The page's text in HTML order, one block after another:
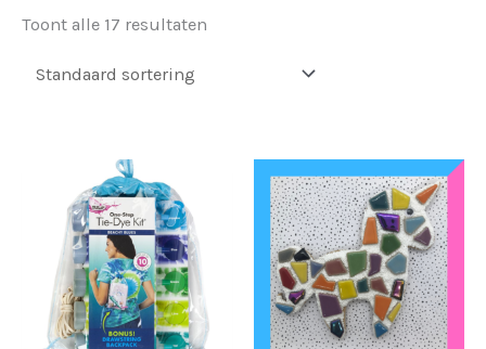
Toont alle 17 resultaten
Dit
heeft
Deze